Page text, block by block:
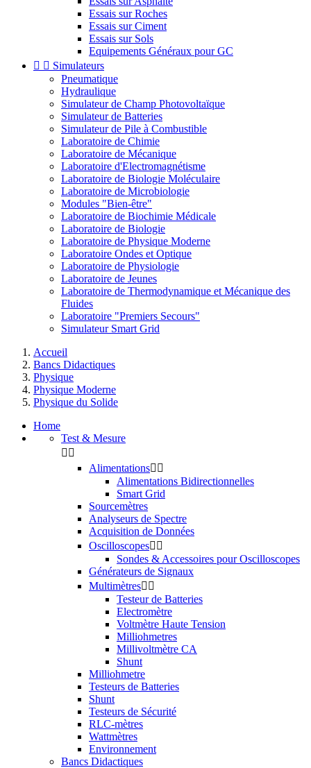
Essais sur Roches
Essais sur Ciment
Essais sur Sols
Equipements Généraux pour GC
  Simulateurs
Pneumatique
Hydraulique
Simulateur de Champ Photovoltaïque
Simulateur de Batteries
Simulateur de Pile à Combustible
Laboratoire de Chimie
Laboratoire de Mécanique
Laboratoire d'Electromagnétisme
Laboratoire de Biologie Moléculaire
Laboratoire de Microbiologie
Modules "Bien-être"
Laboratoire de Biochimie Médicale
Laboratoire de Biologie
Laboratoire de Physique Moderne
Laboratoire Ondes et Optique
Laboratoire de Physiologie
Laboratoire de Jeunes
Laboratoire de Thermodynamique et Mécanique des
Fluides
Laboratoire "Premiers Secours"
Simulateur Smart Grid
Accueil
Bancs Didactiques
Physique
Physique Moderne
Physique du Solide
Home
Test & Mesure
 
Alimentations 
Alimentations Bidirectionnelles
Smart Grid
Sourcemètres
Analyseurs de Spectre
Acquisition de Données
Oscilloscopes 
Sondes & Accessoires pour Oscilloscopes
Générateurs de Signaux
Multimètres 
Testeur de Batteries
Electromètre
Voltmètre Haute Tension
Milliohmetres
Millivoltmètre CA
Shunt
Milliohmetre
Testeurs de Batteries
Shunt
Testeurs de Sécurité
RLC-mètres
Wattmètres
Environnement
Bancs Didactiques